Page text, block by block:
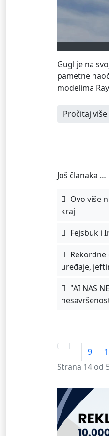
Gugl je na
pametne
modelima
Pročitaj
Još članaka …
Ovo više
kraj
Fejsbuk i
Rekordne
uređaje,
"AI NAS
9
Strana 14 od